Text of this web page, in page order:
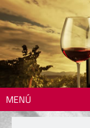
MENÚ